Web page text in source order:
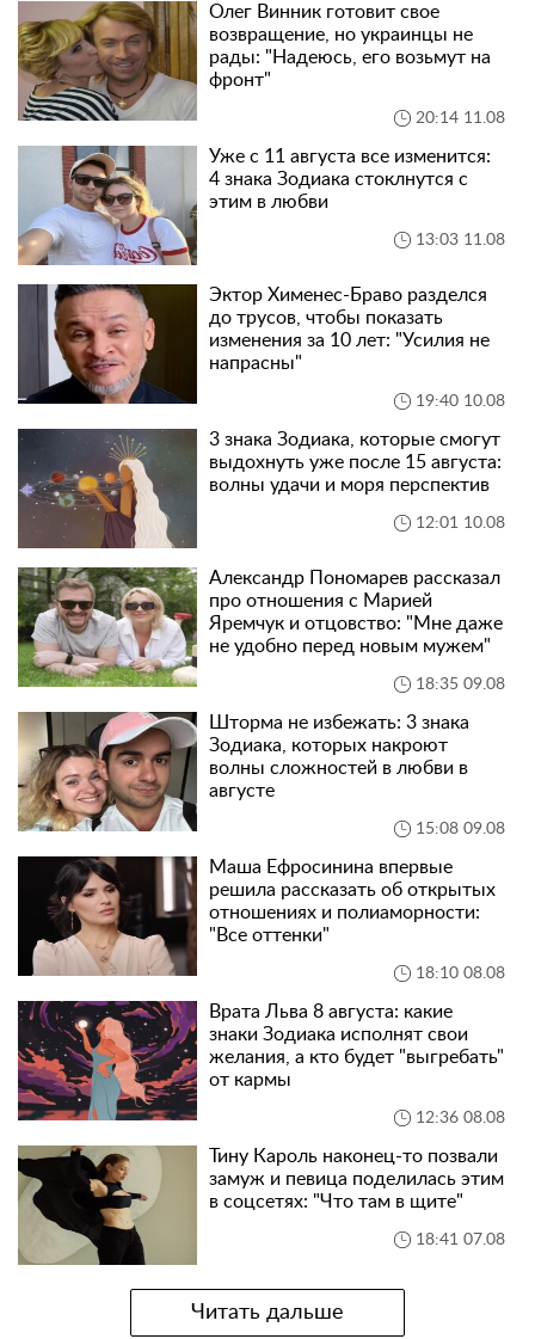
Олег Винник готовит свое
возвращение, но украинцы не
рады: "Надеюсь, его возьмут на
фронт"
20:14 11.08
Уже с 11 августа все изменится:
4 знака Зодиака стоклнутся с
этим в любви
13:03 11.08
Эктор Хименес-Браво разделся
до трусов, чтобы показать
изменения за 10 лет: "Усилия не
напрасны"
19:40 10.08
3 знака Зодиака, которые смогут
выдохнуть уже после 15 августа:
волны удачи и моря перспектив
12:01 10.08
Александр Пономарев рассказал
про отношения с Марией
Яремчук и отцовство: "Мне даже
не удобно перед новым мужем"
18:35 09.08
Шторма не избежать: 3 знака
Зодиака, которых накроют
волны сложностей в любви в
августе
15:08 09.08
Маша Ефросинина впервые
решила рассказать об открытых
отношениях и полиаморности:
"Все оттенки"
18:10 08.08
Врата Льва 8 августа: какие
знаки Зодиака исполнят свои
желания, а кто будет "выгребать"
от кармы
12:36 08.08
Тину Кароль наконец-то позвали
замуж и певица поделилась этим
в соцсетях: "Что там в щите"
18:41 07.08
Читать дальше